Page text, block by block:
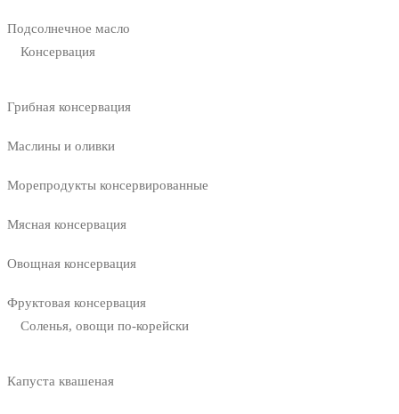
Подсолнечное масло
Консервация
Грибная консервация
Маслины и оливки
Морепродукты консервированные
Мясная консервация
Овощная консервация
Фруктовая консервация
Соленья, овощи по-корейски
Капуста квашеная